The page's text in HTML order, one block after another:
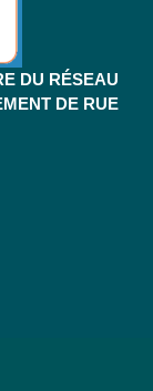
DU RÉSEAU
DE RUE